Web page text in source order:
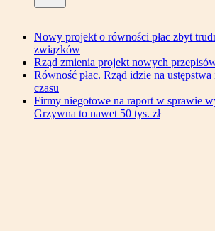
Nowy projekt o równości płac zbyt
związków
Rząd zmienia projekt nowych
Równość płac. Rząd idzie na
czasu
Firmy niegotowe na raport w sprawie
Grzywna to nawet 50 tys. zł